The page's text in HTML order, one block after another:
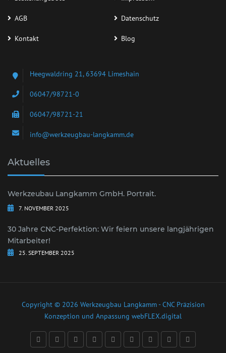
AGB Datenschutz
Kontakt Blog
Heegwaldring 21, 63694 Limeshain
06047/98721-0
06047/98721-21
info@werkzeugbau-langkamm.de
Aktuelles
Werkzeubau Langkamm GmbH. Portrait.
7. NOVEMBER 2025
30 Jahre CNC-Perfektion: Wir feiern unsere langjährigen
Mitarbeiter!
25. SEPTEMBER 2025
Copyright © 2026 Werkzeugbau Langkamm - CNC Präzision
Konzeption und Anpassung webFLEX.digital